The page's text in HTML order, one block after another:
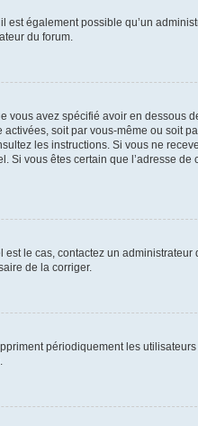
est également possible qu’un
du forum.
avez spécifié avoir en dessous
soit par vous-même ou soit
les instructions. Si vous ne
vous êtes certain que l’adresse
le cas, contactez un
de la corriger.
périodiquement les